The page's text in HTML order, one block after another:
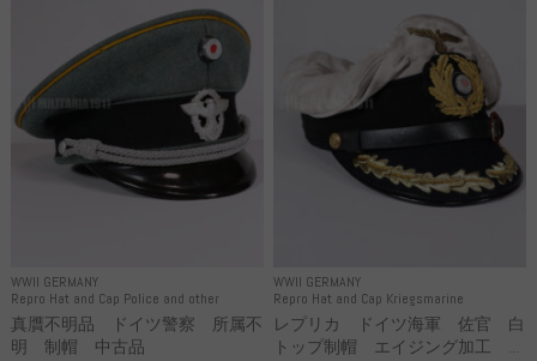
WWII GERMANY
Repro Hat and Cap Police and other
真贋不明品 ドイツ警察 所属不
明 制帽 中古品
WWII GERMANY
Repro Hat and Cap Kriegsmarine
レプリカ ドイツ海軍 佐官 白
トップ制帽 エイジング加工 ...